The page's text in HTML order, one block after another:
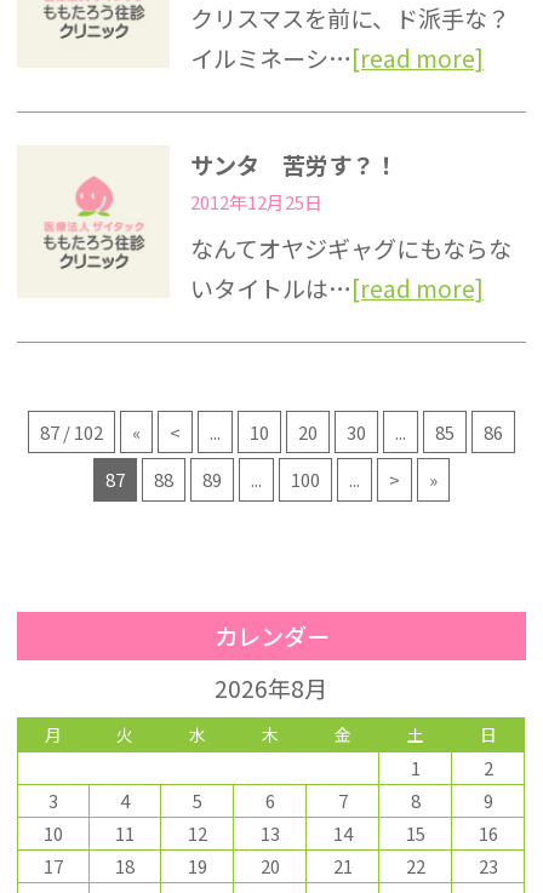
クリスマスを前に、ド派手な？
イルミネーシ…[read more]
サンタ 苦労す？！
2012年12月25日
なんてオヤジギャグにもならな
いタイトルは…[read more]
87 / 102 « < ... 10 20 30 ... 85
86
87
88 89 ... 100 ... > »
カレンダー
2026年8月
月 火 水 木 金 土 日
1
2
3
4 5 6 7 8
9
10
11 12 13 14 15
16
17
18 19 20 21 22
23